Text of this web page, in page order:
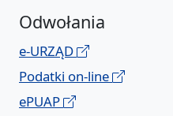
Odwołania
e-URZĄD
Podatki on-line
ePUAP